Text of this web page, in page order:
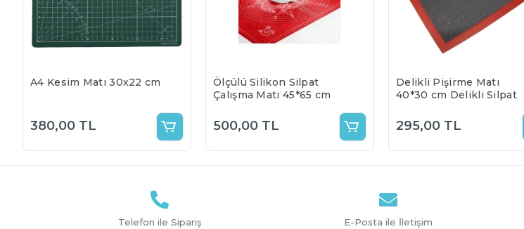
A4 Kesim Matı 30x22 cm
380,00 TL
Ölçülü Silikon Silpat
Çalışma Matı 45*65 cm
500,00 TL
Delikli Pişirme Matı
40*30 cm Delikli Silpat
295,00 TL
Telefon ile Sipariş E-Posta ile İletişim